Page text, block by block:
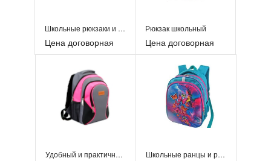
Школьные рюкзаки и ранцы
Цена договорная
Рюкзак школьный
Цена договорная
Удобный и практичный рюкзак Nivala Школьные ранцы и рюкзаки тм STELZ